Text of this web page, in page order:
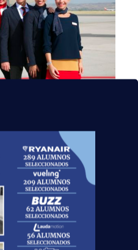
/ formación
(estudios
geográfica a
bases (Madrid, Santa
Canaria y Palma de